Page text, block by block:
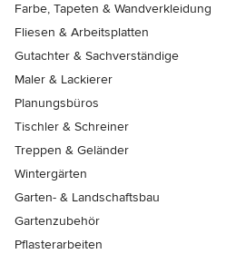
Farbe, Tapeten & Wandverkleidung
Fliesen & Arbeitsplatten
Gutachter & Sachverständige
Maler & Lackierer
Planungsbüros
Tischler & Schreiner
Treppen & Geländer
Wintergärten
Garten- & Landschaftsbau
Gartenzubehör
Pflasterarbeiten